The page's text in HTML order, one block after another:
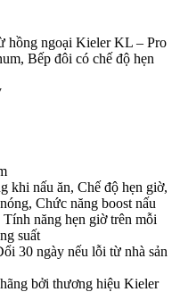
hồng ngoại Kieler KL – Pro
Bếp đôi có chế độ hẹn
khi nấu ăn, Chế độ hẹn giờ,
Chức năng boost nấu
năng hẹn giờ trên mỗi
suất
30 ngày nếu lỗi từ nhà sản
bởi thương hiệu Kieler